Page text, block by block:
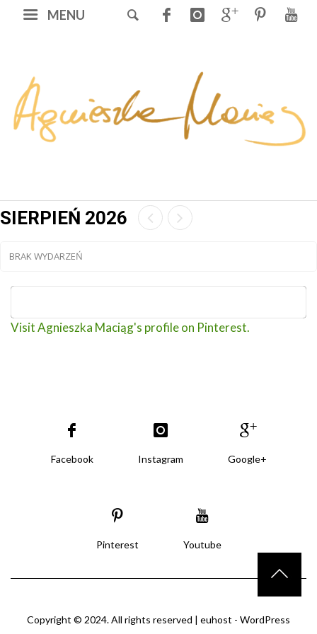
MENU
SIERPIEŃ 2026
BRAK WYDARZEŃ
Visit Agnieszka Maciąg's profile on Pinterest.
Facebook Instagram Google+
Pinterest Youtube
Copyright © 2024. All rights reserved | euhost - WordPress